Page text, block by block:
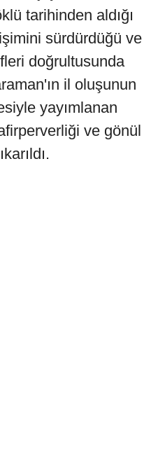
tarihinden aldığı
sürdürdüğü ve
doğrultusunda
il oluşunun
yayımlanan
ve gönül